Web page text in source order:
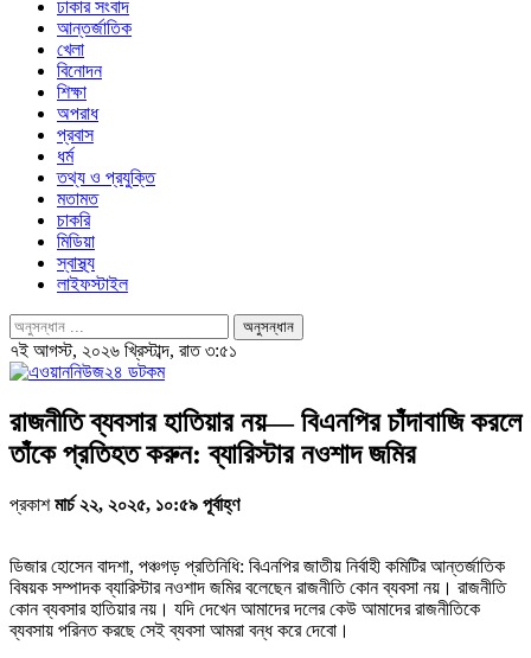
ঢাকার সংবাদ
আন্তর্জাতিক
খেলা
বিনোদন
শিক্ষা
অপরাধ
প্রবাস
ধর্ম
তথ্য ও প্রযুক্তি
মতামত
চাকরি
মিডিয়া
স্বাস্থ্য
লাইফস্টাইল
৭ই আগস্ট, ২০২৬ খ্রিস্টাব্দ, রাত ৩:৫১
রাজনীতি ব্যবসার হাতিয়ার নয়— বিএনপির চাঁদাবাজি করলে
তাঁকে প্রতিহত করুন: ব্যারিস্টার নওশাদ জমির
প্রকাশমার্চ ২২, ২০২৫, ১০:৫৯ পূর্বাহ্ণ
ডিজার হোসেন বাদশা, পঞ্চগড় প্রতিনিধি: বিএনপির জাতীয় নির্বাহী কমিটির আন্তর্জাতিক
বিষয়ক সম্পাদক ব্যারিস্টার নওশাদ জমির বলেছেন রাজনীতি কোন ব্যবসা নয়। রাজনীতি
কোন ব্যবসার হাতিয়ার নয়। যদি দেখেন আমাদের দলের কেউ আমাদের রাজনীতিকে
ব্যবসায় পরিনত করছে সেই ব্যবসা আমরা বন্ধ করে দেবো।